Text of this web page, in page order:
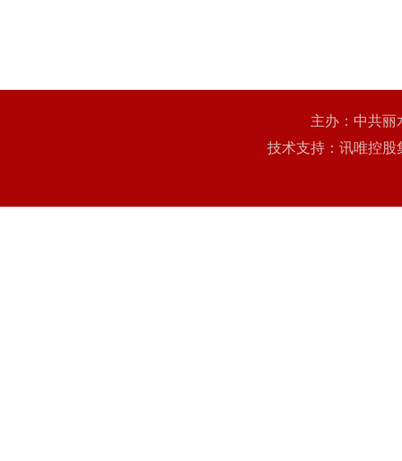
主办：中共
技术支持：讯唯控